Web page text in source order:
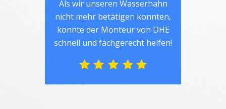
Als wir unseren Wasserhahn
nicht mehr betätigen konnten,
konnte der Monteur von DHE
schnell und fachgerecht helfen!